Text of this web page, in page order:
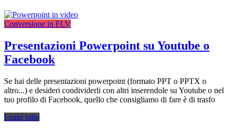
Conversione in FLV
Presentazioni Powerpoint su Youtube o
Facebook
Se hai delle presentazioni powerpoint (formato PPT o PPTX o
altro...) e desideri condividerli con altri inserendole su Youtube o nel
tuo profilo di Facebook, quello che consigliamo di fare è di trasfo
Leggi tutto